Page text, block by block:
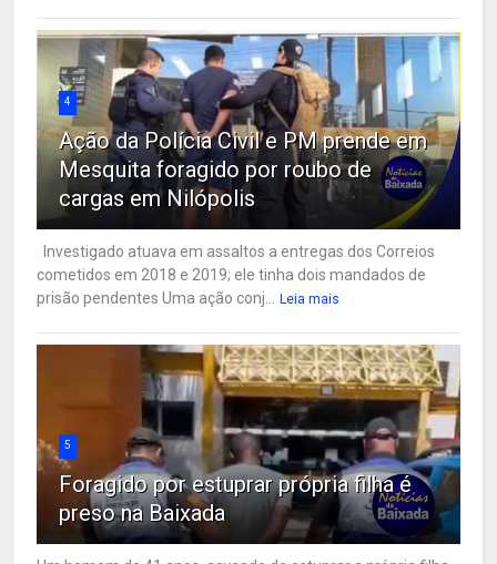
4
Ação da Polícia Civil e PM prende em
Mesquita foragido por roubo de
cargas em Nilópolis
Investigado atuava em assaltos a entregas dos Correios
cometidos em 2018 e 2019; ele tinha dois mandados de
prisão pendentes Uma ação conj...
Leia mais
5
Foragido por estuprar própria filha é
preso na Baixada